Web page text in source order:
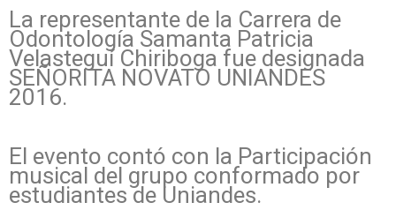
La representante de la Carrera de
Odontología Samanta Patricia
Velasteguí Chiriboga fue designada
SEÑORITA NOVATO UNIANDES
2016.
El evento contó con la Participación
musical del grupo conformado por
estudiantes de Uniandes.